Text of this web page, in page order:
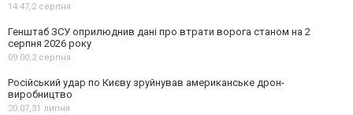
14:47,2 серпня
Генштаб ЗСУ оприлюднив дані про втрати ворога станом на 2
серпня 2026 року
09:00,2 серпня
Російський удар по Києву зруйнував американське дрон-
виробництво
20:07,31 липня